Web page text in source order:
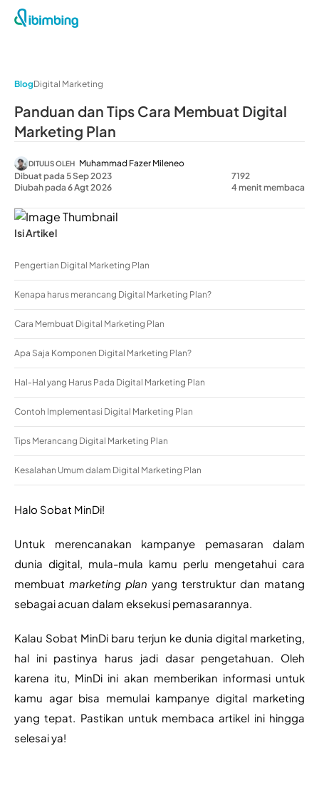
BlogDigital Marketing
Panduan dan Tips Cara Membuat Digital
Marketing Plan
DITULIS OLEH Muhammad Fazer Mileneo
Dibuat pada 5 Sep 2023
Diubah pada 6 Agt 2026
7192
4 menit membaca
Isi Artikel
Pengertian Digital Marketing Plan
Kenapa harus merancang Digital Marketing Plan?
Cara Membuat Digital Marketing Plan
Apa Saja Komponen Digital Marketing Plan?
Hal-Hal yang Harus Pada Digital Marketing Plan
Contoh Implementasi Digital Marketing Plan
Tips Merancang Digital Marketing Plan
Kesalahan Umum dalam Digital Marketing Plan
Halo Sobat MinDi!
Untuk merencanakan kampanye pemasaran dalam
dunia digital, mula-mula kamu perlu mengetahui cara
membuat marketing plan yang terstruktur dan matang
sebagai acuan dalam eksekusi pemasarannya.
Kalau Sobat MinDi baru terjun ke dunia digital marketing,
hal ini pastinya harus jadi dasar pengetahuan. Oleh
karena itu, MinDi ini akan memberikan informasi untuk
kamu agar bisa memulai kampanye digital marketing
yang tepat. Pastikan untuk membaca artikel ini hingga
selesai ya!